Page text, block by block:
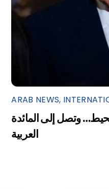
ARAB NEWS,
وتصل إلى المائدة
العربية